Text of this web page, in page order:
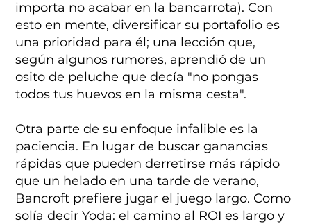
importa no acabar en la bancarrota). Con
esto en mente, diversificar su portafolio es
una prioridad para él; una lección que,
según algunos rumores, aprendió de un
osito de peluche que decía "no pongas
todos tus huevos en la misma cesta".
Otra parte de su enfoque infalible es la
paciencia. En lugar de buscar ganancias
rápidas que pueden derretirse más rápido
que un helado en una tarde de verano,
Bancroft prefiere jugar el juego largo. Como
solía decir Yoda: el camino al ROI es largo y